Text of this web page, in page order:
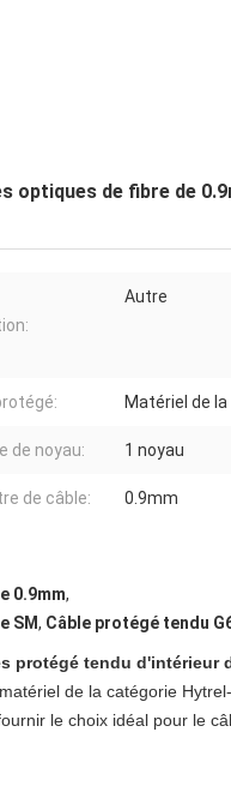
optiques de fibre de
Autre
Matériel de
de noyau: 1 noyau
de câble: 0.9mm
0.9mm,
SM, Câble protégé tendu
protégé tendu d'intérieur
de la catégorie
le choix idéal pour le